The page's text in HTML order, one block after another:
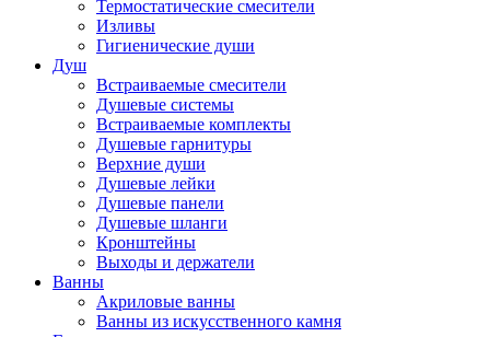
Термостатические смесители
Изливы
Гигиенические души
Душ
Встраиваемые смесители
Душевые системы
Встраиваемые комплекты
Душевые гарнитуры
Верхние души
Душевые лейки
Душевые панели
Душевые шланги
Кронштейны
Выходы и держатели
Ванны
Акриловые ванны
Ванны из искусственного камня